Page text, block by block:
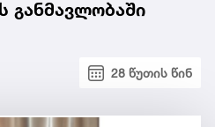
განმავლობაში
28 წუთის წინ